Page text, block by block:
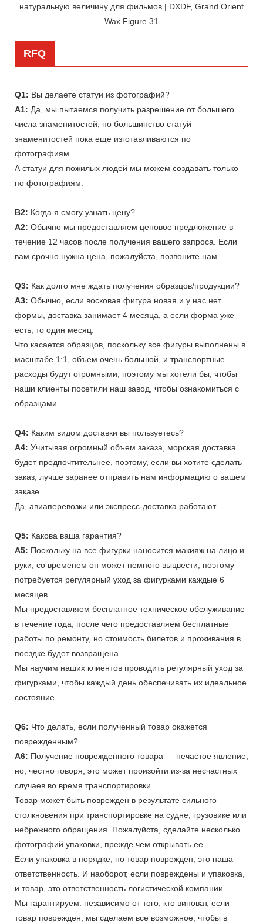
RFQ
Q1: Вы делаете статуи из фотографий?
A1: Да, мы пытаемся получить разрешение от большего
числа знаменитостей, но большинство статуй
знаменитостей пока еще изготавливаются по
фотографиям.
А статуи для пожилых людей мы можем создавать только
по фотографиям.
В2: Когда я смогу узнать цену?
A2: Обычно мы предоставляем ценовое предложение в
течение 12 часов после получения вашего запроса. Если
вам срочно нужна цена, пожалуйста, позвоните нам.
Q3: Как долго мне ждать получения образцов/продукции?
A3: Обычно, если восковая фигура новая и у нас нет
формы, доставка занимает 4 месяца, а если форма уже
есть, то один месяц.
Что касается образцов, поскольку все фигуры выполнены в
масштабе 1:1, объем очень большой, и транспортные
расходы будут огромными, поэтому мы хотели бы, чтобы
наши клиенты посетили наш завод, чтобы ознакомиться с
образцами.
Q4: Каким видом доставки вы пользуетесь?
A4: Учитывая огромный объем заказа, морская доставка
будет предпочтительнее, поэтому, если вы хотите сделать
заказ, лучше заранее отправить нам информацию о вашем
заказе.
Да, авиаперевозки или экспресс-доставка работают.
Q5: Какова ваша гарантия?
A5: Поскольку на все фигурки наносится макияж на лицо и
руки, со временем он может немного выцвести, поэтому
потребуется регулярный уход за фигурками каждые 6
месяцев.
Мы предоставляем бесплатное техническое обслуживание
в течение года, после чего предоставляем бесплатные
работы по ремонту, но стоимость билетов и проживания в
поездке будет возвращена.
Мы научим наших клиентов проводить регулярный уход за
фигурками, чтобы каждый день обеспечивать их идеальное
состояние.
Q6: Что делать, если полученный товар окажется
поврежденным?
A6: Получение поврежденного товара — нечастое явление,
но, честно говоря, это может произойти из-за несчастных
случаев во время транспортировки.
Товар может быть поврежден в результате сильного
столкновения при транспортировке на судне, грузовике или
небрежного обращения. Пожалуйста, сделайте несколько
фотографий упаковки, прежде чем открывать ее.
Если упаковка в порядке, но товар поврежден, это наша
ответственность. И наоборот, если повреждены и упаковка,
и товар, это ответственность логистической компании.
Мы гарантируем: независимо от того, кто виноват, если
товар поврежден, мы сделаем все возможное, чтобы в